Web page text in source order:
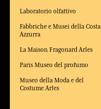
Laboratorio olfattivo
Fabbriche e Musei della Costa
Azzurra
La Maison Fragonard Arles
Paris Museo del profumo
Museo della Moda e del
Costume Arles